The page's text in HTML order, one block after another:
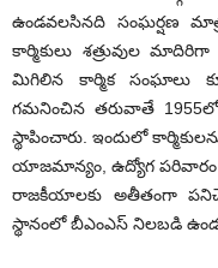
ఉండవలసినది సంఘర్షణ
కార్మికులు శత్రువుల
మిగిలిన కార్మిక సంఘాలు
గమనించిన తరువాతే
స్థాపించారు. ఇందులో
యాజమాన్యం, ఉద్యోగ పరివారం
రాజకీయాలకు అతీతంగా
స్థానంలో బీఎంఎస్‌ నిలబడి